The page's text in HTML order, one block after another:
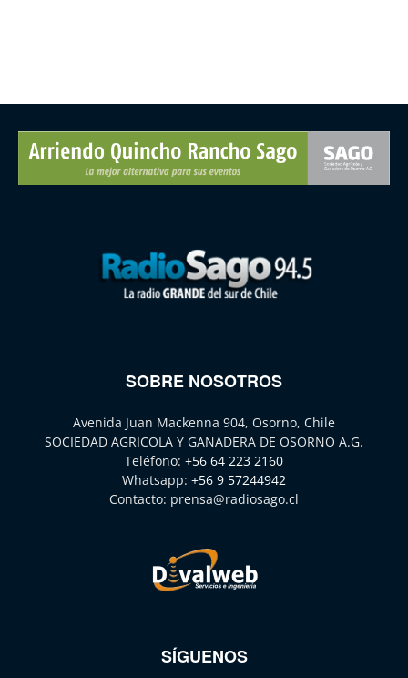
SOBRE NOSOTROS
Avenida Juan Mackenna 904, Osorno, Chile
SOCIEDAD AGRICOLA Y GANADERA DE OSORNO A.G.
Teléfono: +56 64 223 2160
Whatsapp: +56 9 57244942
Contacto: prensa@radiosago.cl
SÍGUENOS